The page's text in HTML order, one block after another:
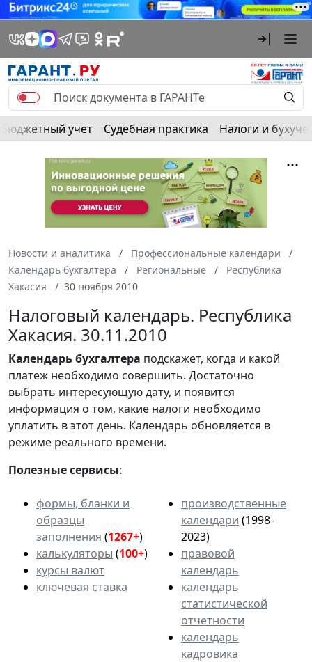
Бюджетный учет Судебная практика Налоги и
Новости и аналитика
Профессиональные календари
Календарь бухгалтера
Региональные
Республика
Хакасия
30 ноября 2010
Налоговый календарь. Республика
Хакасия. 30.11.2010
Календарьбухгалтера подскажет, когда и какой
платеж необходимо совершить. Достаточно
выбрать интересующую дату, и появится
информация о том, какие налоги необходимо
уплатить в этот день. Календарь обновляется в
режиме реального времени.
Полезные сервисы:
формы, бланки и
образцы
заполнения (1267+)
калькуляторы (100+)
курсы валют
ключевая ставка
производственные
календари (1998-
2023)
правовой
календарь
календарь
статистической
отчетности
календарь
кадровика